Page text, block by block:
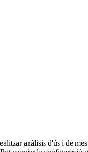
anàlisis d'ús i de